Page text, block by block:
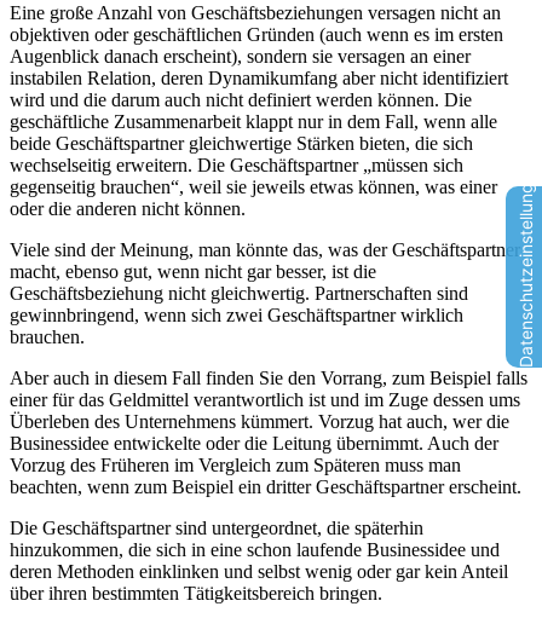
Eine große Anzahl von Geschäftsbeziehungen versagen nicht an
objektiven oder geschäftlichen Gründen (auch wenn es im ersten
Augenblick danach erscheint), sondern sie versagen an einer
instabilen Relation, deren Dynamikumfang aber nicht identifiziert
wird und die darum auch nicht definiert werden können. Die
geschäftliche Zusammenarbeit klappt nur in dem Fall, wenn alle
beide Geschäftspartner gleichwertige Stärken bieten, die sich
wechselseitig erweitern. Die Geschäftspartner „müssen sich
gegenseitig brauchen“, weil sie jeweils etwas können, was einer
oder die anderen nicht können.
Viele sind der Meinung, man könnte das, was der Geschäftspartner
macht, ebenso gut, wenn nicht gar besser, ist die
Geschäftsbeziehung nicht gleichwertig. Partnerschaften sind
gewinnbringend, wenn sich zwei Geschäftspartner wirklich
brauchen.
Aber auch in diesem Fall finden Sie den Vorrang, zum Beispiel falls
einer für das Geldmittel verantwortlich ist und im Zuge dessen ums
Überleben des Unternehmens kümmert. Vorzug hat auch, wer die
Businessidee entwickelte oder die Leitung übernimmt. Auch der
Vorzug des Früheren im Vergleich zum Späteren muss man
beachten, wenn zum Beispiel ein dritter Geschäftspartner erscheint.
Die Geschäftspartner sind untergeordnet, die späterhin
hinzukommen, die sich in eine schon laufende Businessidee und
deren Methoden einklinken und selbst wenig oder gar kein Anteil
über ihren bestimmten Tätigkeitsbereich bringen.
Datenschutzeinstellungen